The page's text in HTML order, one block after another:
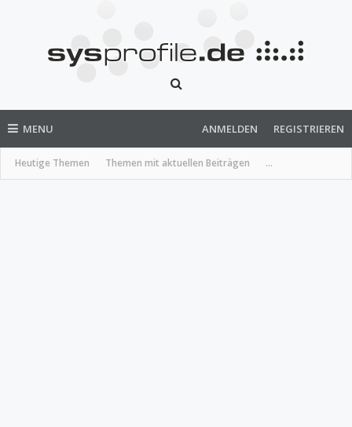
MENU
Heutige Themen Themen mit aktuellen Beiträgen ...
ANMELDEN REGISTRIEREN